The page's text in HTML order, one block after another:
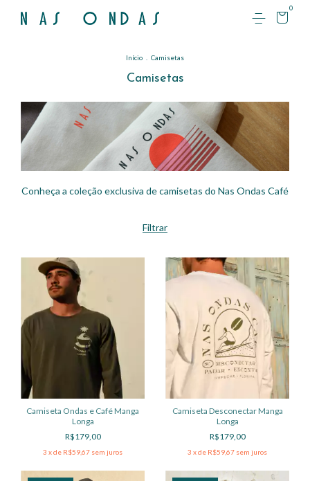
0
Início Camisetas
Camisetas
Conheça a coleção exclusiva de camisetas do Nas Ondas Café
Filtrar
Camiseta Ondas e Café Manga
Longa
R$179,00
3 x de R$59,67 sem juros
Camiseta Desconectar Manga
Longa
R$179,00
3 x de R$59,67 sem juros